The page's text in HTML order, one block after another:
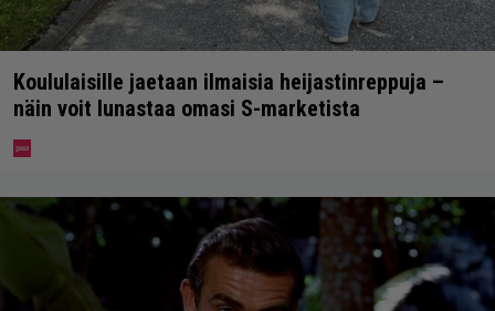
Koululaisille jaetaan ilmaisia heijastinreppuja –
näin voit lunastaa omasi S-marketista